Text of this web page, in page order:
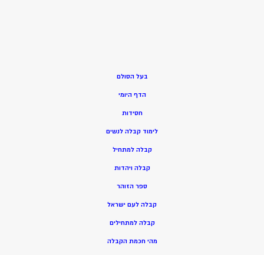
בעל הסולם
הדף היומי
חסידות
לימוד קבלה לנשים
קבלה למתחיל
קבלה ויהדות
ספר הזוהר
קבלה לעם ישראל
קבלה למתחילים
מהי חכמת הקבלה